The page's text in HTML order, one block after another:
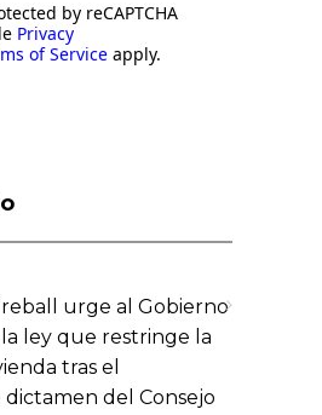
by reCAPTCHA
Privacy
of Service apply.
urge al Gobierno
ley que restringe la
tras el
del Consejo